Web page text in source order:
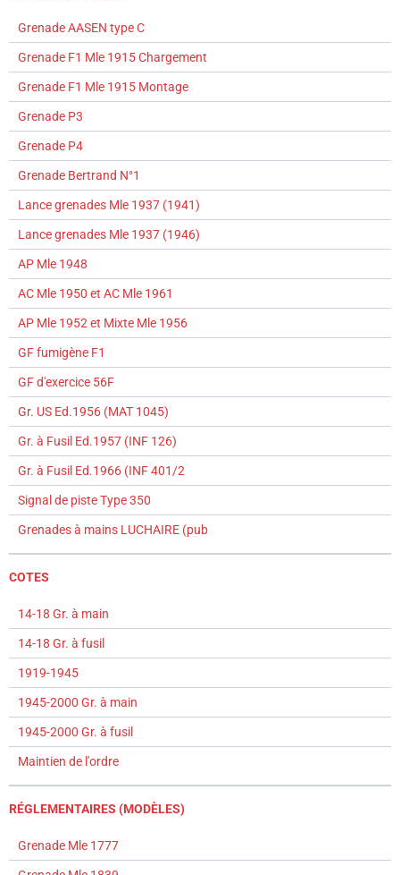
Grenade AASEN type C
Grenade F1 Mle 1915 Chargement
Grenade F1 Mle 1915 Montage
Grenade P3
Grenade P4
Grenade Bertrand N°1
Lance grenades Mle 1937 (1941)
Lance grenades Mle 1937 (1946)
AP Mle 1948
AC Mle 1950 et AC Mle 1961
AP Mle 1952 et Mixte Mle 1956
GF fumigène F1
GF d'exercice 56F
Gr. US Ed.1956 (MAT 1045)
Gr. à Fusil Ed.1957 (INF 126)
Gr. à Fusil Ed.1966 (INF 401/2
Signal de piste Type 350
Grenades à mains LUCHAIRE (pub
COTES
14-18 Gr. à main
14-18 Gr. à fusil
1919-1945
1945-2000 Gr. à main
1945-2000 Gr. à fusil
Maintien de l'ordre
RÉGLEMENTAIRES (MODÈLES)
Grenade Mle 1777